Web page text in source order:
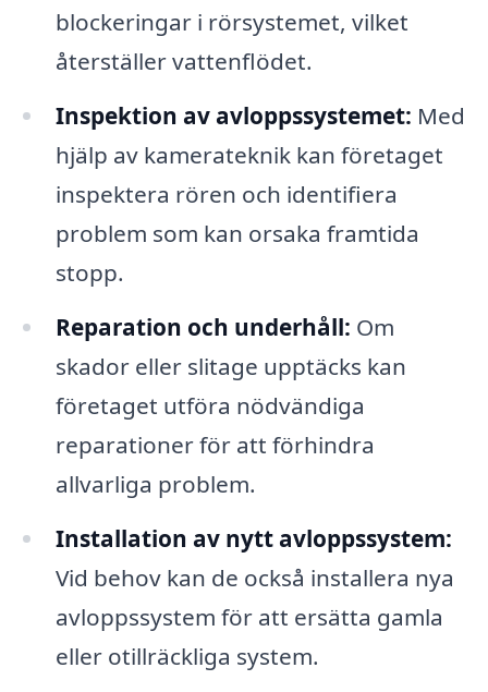
blockeringar i rörsystemet, vilket
återställer vattenflödet.
Inspektion av avloppssystemet: Med
hjälp av kamerateknik kan företaget
inspektera rören och identifiera
problem som kan orsaka framtida
stopp.
Reparation och underhåll: Om
skador eller slitage upptäcks kan
företaget utföra nödvändiga
reparationer för att förhindra
allvarliga problem.
Installation av nytt avloppssystem:
Vid behov kan de också installera nya
avloppssystem för att ersätta gamla
eller otillräckliga system.